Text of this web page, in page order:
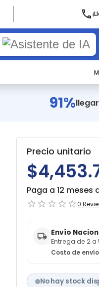
91%
Precio unitario
Paga a 12 meses
0
Envío
Entrega de 2 a
Costo de
No hay stock